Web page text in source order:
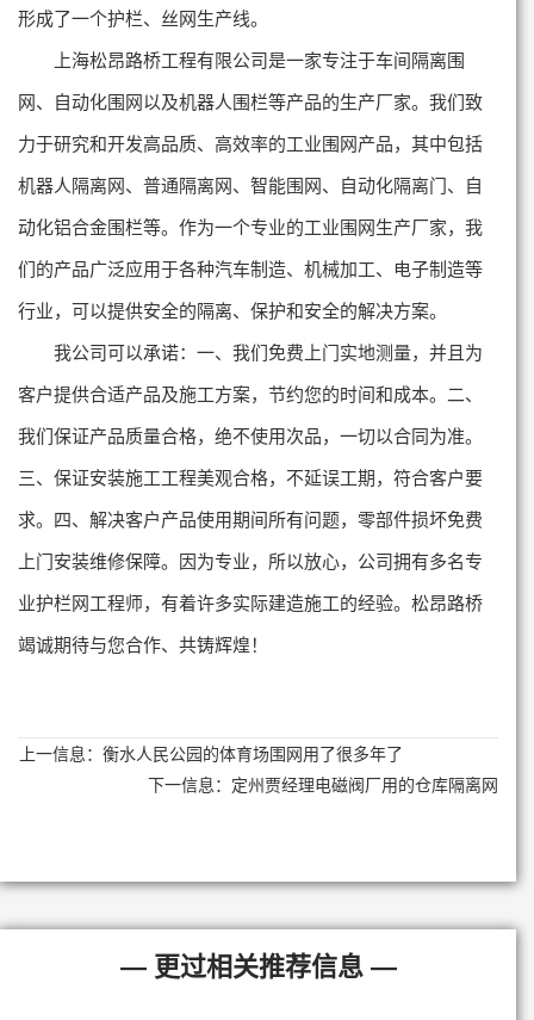
形成了一个护栏、丝网生产线。
上海松昂路桥工程有限公司是一家专注于车间隔离围
网、自动化围网以及机器人围栏等产品的生产厂家。我们致
力于研究和开发高品质、高效率的工业围网产品，其中包括
机器人隔离网、普通隔离网、智能围网、自动化隔离门、自
动化铝合金围栏等。 作为一个专业的工业围网生产厂家，我
们的产品广泛应用于各种汽车制造、机械加工、电子制造等
行业，可以提供安全的隔离、保护和安全的解决方案。
我公司可以承诺：一、我们免费上门实地测量，并且为
客户提供合适产品及施工方案，节约您的时间和成本。二、
我们保证产品质量合格，绝不使用次品，一切以合同为准。
三、保证安装施工工程美观合格，不延误工期，符合客户要
求。四、解决客户产品使用期间所有问题，零部件损坏免费
上门安装维修保障。因为专业，所以放心，公司拥有多名专
业护栏网工程师，有着许多实际建造施工的经验。松昂路桥
竭诚期待与您合作、共铸辉煌！
上一信息： 衡水人民公园的体育场围网用了很多年了
下一信息： 定州贾经理电磁阀厂用的仓库隔离网
— 更过相关推荐信息 —